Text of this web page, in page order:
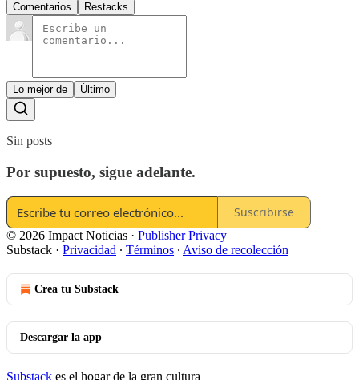
Comentarios Restacks
Lo mejor de Último
Sin posts
Por supuesto, sigue adelante.
Suscribirse
© 2026 Impact Noticias · Publisher Privacy
Substack · Privacidad ∙ Términos ∙ Aviso de recolección
Crea tu Substack
Descargar la app
Substack es el hogar de la gran cultura